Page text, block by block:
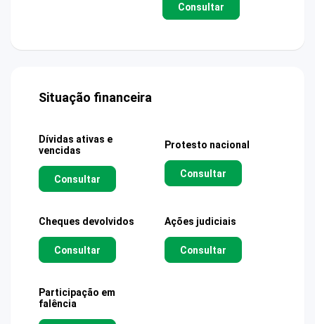
Consultar
Situação financeira
Dívidas ativas e
vencidas
Consultar
Protesto nacional
Consultar
Cheques devolvidos
Consultar
Ações judiciais
Consultar
Participação em
falência